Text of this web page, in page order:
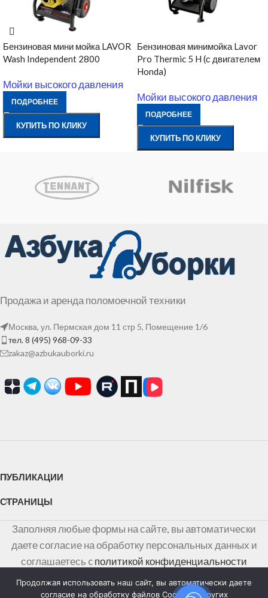
Бензиновая мини мойка LAVOR
Wash Independent 2800
Мойки высокого давления
ПОДРОБНЕЕ
КУПИТЬ ПО КЛИКУ
Бензиновая минимойка Lavor
Pro Thermic 5 H (с двигателем
Honda)
Мойки высокого давления
ПОДРОБНЕЕ
КУПИТЬ ПО КЛИКУ
Продажа и аренда поломоечной техники
Москва, ул. Пермская дом 11 стр 5, Помещение 1/6
тел. 8 (495) 968-09-33
zakaz@azbukauborki.ru
ПУБЛИКАЦИИ
СТРАНИЦЫ
Заполняя любые формы на сайте, вы автоматически
даете согласие на обработку персональных данных и
соглашаетесь cполитикой конфиденциальности
персональных данных
Продолжая использовать наш сайт, вы автоматически даете
согласие на обработку файлов Cookies и других